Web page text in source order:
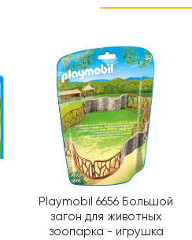
Playmobil 6656 Большой
загон для животных
зоопарка - игрушка